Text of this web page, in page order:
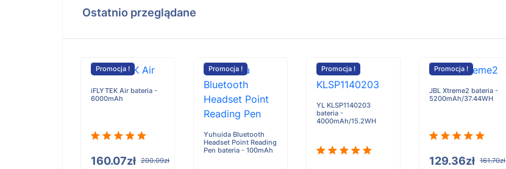
Ostatnio przeglądane
Promocja !
iFLYTEK Air bateria -
6000mAh
160.07zł 200.09zł
Promocja !
Yuhuida Bluetooth
Headset Point Reading
Pen bateria - 100mAh
Promocja !
YL KLSP1140203
bateria -
4000mAh/15.2WH
Promocja !
JBL Xtreme2 bateria -
5200mAh/37.44WH
129.36zł 161.70zł